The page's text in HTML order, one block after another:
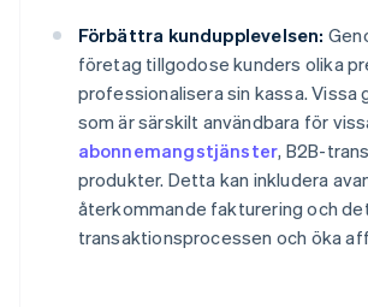
Förbättra kundupplevelsen:
företag tillgodose kunders olika
professionalisera sin kassa.
som är särskilt användbara för
abonnemangstjänster, B2B-
produkter. Detta kan inkludera
återkommande fakturering och
transaktionsprocessen och öka